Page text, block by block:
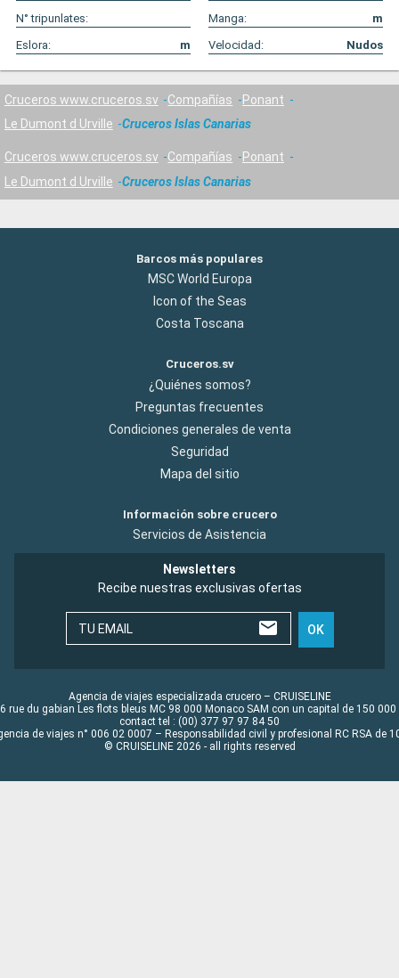
N° tripunlates:
Manga:
m
Eslora:
m Velocidad: Nudos
Cruceros www.cruceros.sv Compañías
Ponant
Le Dumont d Urville
Cruceros Islas Canarias
Cruceros www.cruceros.sv Compañías
Ponant
Le Dumont d Urville
Cruceros Islas Canarias
Barcos más populares
MSC World Europa
Icon of the Seas
Costa Toscana
Cruceros.sv
¿Quiénes somos?
Preguntas frecuentes
Condiciones generales de venta
Seguridad
Mapa del sitio
Información sobre crucero
Servicios de Asistencia
Newsletters
Recibe nuestras exclusivas ofertas
TU EMAIL OK
Agencia de viajes especializada crucero – CRUISELINE
rue du gabian Les flots bleus MC 98 000 Monaco SAM con un capital de 150 000
contact tel : (00) 377 97 97 84 50
de viajes n° 006 02 0007 – Responsabilidad civil y profesional RC RSA de
© CRUISELINE 2026 - all rights reserved